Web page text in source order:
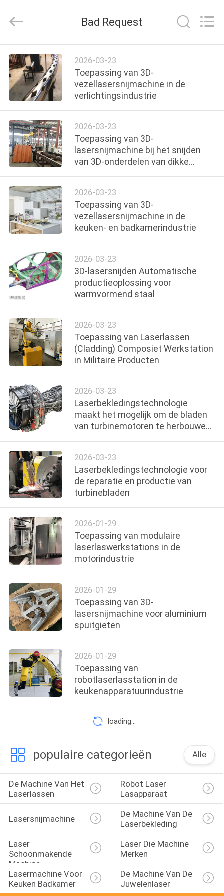
HUIS
PRODUCTEN
VIDEOS
OVER
ONS
FABRIEKSRONDLEIDING
NEEM
CONTACT
MET
ONS
OP
NIEUWS
DE
OPLOSSING
SITEMAP
PRIVACY
POLICY
Technology
Company
Rights
Reserved.
Bad Request
2026-03-23
Toepassing van 3D-
vezellasersnijmachine in de
verlichtingsindustrie
2026-03-23
Toepassing van 3D-
lasersnijmachine bij het snijden
van 3D-onderdelen van dikke
2026-03-23
Toepassing van 3D-
vezellasersnijmachine in de
keuken- en badkamerindustrie
2026-03-23
3D-lasersnijden Automatische
productieoplossing voor
warmvormend staal
2026-03-23
Toepassing van Laserlassen
(Cladding) Composiet Werkstation
in Militaire Producten
2026-03-23
Laserbekledingstechnologie
maakt het mogelijk om de bladen
van turbinemotoren te herbouwen
2026-03-23
Laserbekledingstechnologie voor
de reparatie en productie van
turbinebladen
2026-01-29
Toepassing van modulaire
laserlaswerkstations in de
motorindustrie
2026-01-29
Toepassing van 3D-
lasersnijmachine voor aluminium
spuitgieten
2026-01-29
Toepassing van
robotlaserlasstation in de
keukenapparatuurindustrie
loading...
populaire categorieën Alle
De Machine Van Het
Laserlassen
Robot Laser
Lasapparaat
Lasersnijmachine
De Machine Van De
Laserbekleding
Laser
Schoonmakende
Machine
Laser Die Machine
Merken
Lasermachine Voor
Keuken Badkamer
De Machine Van De
Juwelenlaser